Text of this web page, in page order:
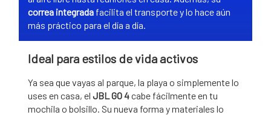
correa integrada facilita el transporte y lo hace aún
más práctico para el día a día.
Ideal para estilos de vida activos
Ya sea que vayas al parque, la playa o simplemente lo
uses en casa, el JBL GO 4cabe fácilmente en tu
mochila o bolsillo. Su nueva forma y materiales lo